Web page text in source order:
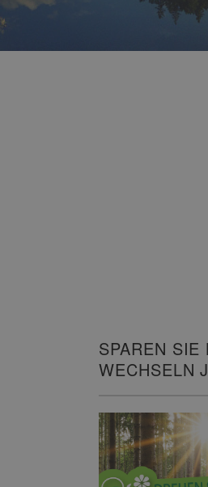
SPAREN SIE
WECHSELN